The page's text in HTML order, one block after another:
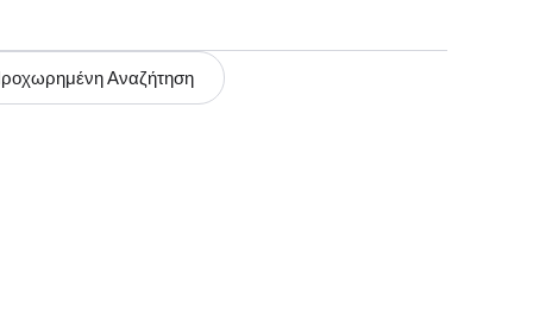
Αναζήτηση